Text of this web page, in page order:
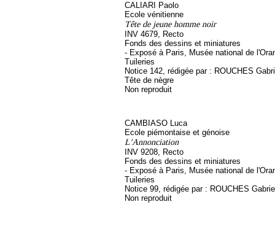
CALIARI Paolo
Ecole vénitienne
Tête de jeune homme noir
INV 4679, Recto
Fonds des dessins et miniatures
- Exposé à Paris, Musée national de
Tuileries
Notice 142, rédigée par : ROUCHES
Tête de nègre
Non reproduit
CAMBIASO Luca
Ecole piémontaise et génoise
L'Annonciation
INV 9208, Recto
Fonds des dessins et miniatures
- Exposé à Paris, Musée national de
Tuileries
Notice 99, rédigée par : ROUCHES
Non reproduit